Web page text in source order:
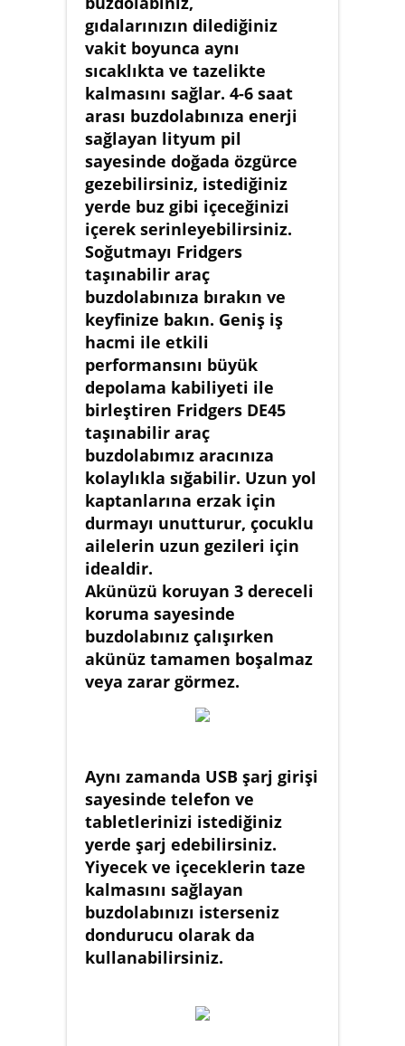
gıdalarınızın dilediğiniz
vakit boyunca aynı
sıcaklıkta ve tazelikte
kalmasını sağlar. 4-6 saat
arası buzdolabınıza enerji
sağlayan lityum pil
sayesinde doğada özgürce
gezebilirsiniz, istediğiniz
yerde buz gibi içeceğinizi
içerek serinleyebilirsiniz.
Soğutmayı Fridgers
taşınabilir araç
buzdolabınıza bırakın ve
keyfinize bakın. Geniş iş
hacmi ile etkili
performansını büyük
depolama kabiliyeti ile
birleştiren Fridgers DE45
taşınabilir araç
buzdolabımız aracınıza
kolaylıkla sığabilir. Uzun yol
kaptanlarına erzak için
durmayı unutturur, çocuklu
ailelerin uzun gezileri için
idealdir.
Akünüzü koruyan 3 dereceli
koruma sayesinde
buzdolabınız çalışırken
akünüz tamamen boşalmaz
veya zarar görmez.
Aynı zamanda USB şarj girişi
sayesinde telefon ve
tabletlerinizi istediğiniz
yerde şarj edebilirsiniz.
Yiyecek ve içeceklerin taze
kalmasını sağlayan
buzdolabınızı isterseniz
dondurucu olarak da
kullanabilirsiniz.